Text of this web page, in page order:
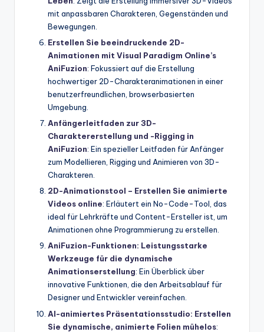
mit anpassbaren Charakteren, Gegenständen und
Bewegungen.
Erstellen Sie beeindruckende 2D-
Animationen mit Visual Paradigm Online’s
AniFuzion: Fokussiert auf die Erstellung
hochwertiger 2D-Charakteranimationen in einer
benutzerfreundlichen, browserbasierten
Umgebung.
Anfängerleitfaden zur 3D-
Charaktererstellung und -Rigging in
AniFuzion: Ein spezieller Leitfaden für Anfänger
zum Modellieren, Rigging und Animieren von 3D-
Charakteren.
2D-Animationstool – Erstellen Sie animierte
Videos online: Erläutert ein No-Code-Tool, das
ideal für Lehrkräfte und Content-Ersteller ist, um
Animationen ohne Programmierung zu erstellen.
AniFuzion-Funktionen: Leistungsstarke
Werkzeuge für die dynamische
Animationserstellung: Ein Überblick über
innovative Funktionen, die den Arbeitsablauf für
Designer und Entwickler vereinfachen.
AI-animiertes Präsentationsstudio: Erstellen
Sie dynamische, animierte Folien mühelos: